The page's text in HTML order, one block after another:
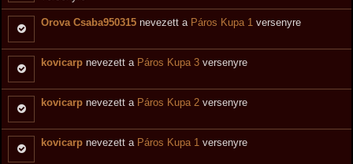
Orova Csaba950315 nevezett a Páros Kupa 1 versenyre
kovicarp nevezett a Páros Kupa 3 versenyre
kovicarp nevezett a Páros Kupa 2 versenyre
kovicarp nevezett a Páros Kupa 1 versenyre